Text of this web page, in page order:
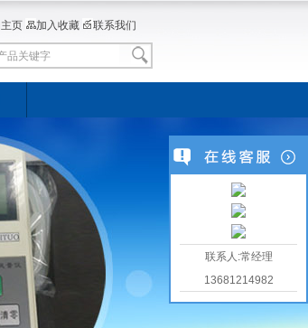
页 加入收藏 联系我们
联系人:常经理
13681214982